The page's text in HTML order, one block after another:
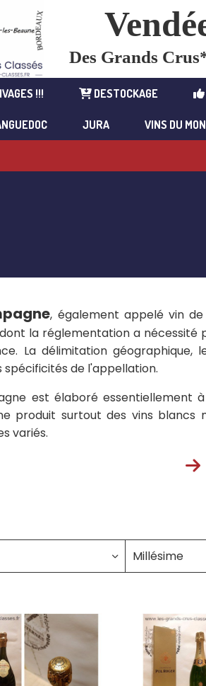
Des Grands
!!! DESTOCKAGE
JURA VINS DU
, également appelé vin
la réglementation a nécessité
La délimitation
spécificités de l'appellation.
est élaboré essentiellement
produit surtout des vins blancs
variés.

Millésime